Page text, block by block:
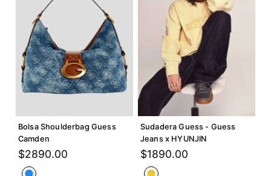
Bolsa Shoulderbag Guess
Camden
$2890.00
Agregar +
Sudadera Guess - Guess
Jeans x HYUNJIN
$1890.00